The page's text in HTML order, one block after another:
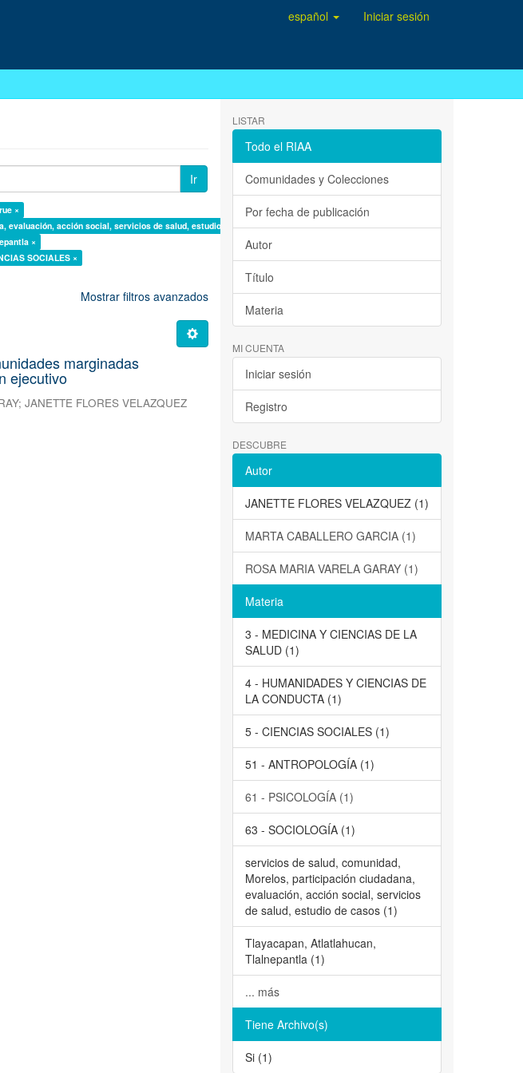
español Iniciar sesión
Ir
×
evaluación, acción social, servicios de salud, estudio de casos ×
×
SOCIALES ×
Mostrar filtros avanzados
marginadas
ejecutivo
;JANETTE FLORES VELAZQUEZ
LISTAR
Todo el RIAA
Comunidades y Colecciones
Por fecha de publicación
Autor
Título
Materia
MI CUENTA
Iniciar sesión
Registro
DESCUBRE
Autor
JANETTE FLORES VELAZQUEZ (1)
MARTA CABALLERO GARCIA (1)
ROSA MARIA VARELA GARAY (1)
Materia
3 - MEDICINA Y CIENCIAS DE LA
SALUD (1)
4 - HUMANIDADES Y CIENCIAS DE
LA CONDUCTA (1)
5 - CIENCIAS SOCIALES (1)
51 - ANTROPOLOGÍA (1)
61 - PSICOLOGÍA (1)
63 - SOCIOLOGÍA (1)
servicios de salud, comunidad,
Morelos, participación ciudadana,
evaluación, acción social, servicios
de salud, estudio de casos (1)
Tlayacapan, Atlatlahucan,
Tlalnepantla (1)
... más
Tiene Archivo(s)
Si (1)